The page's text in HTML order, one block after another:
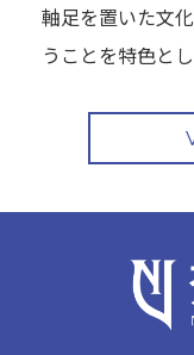
軸足を置いた文
うことを特色とし